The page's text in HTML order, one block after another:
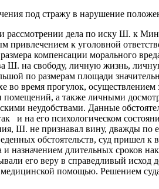
под стражу в нарушение
рассмотрении дела по иску Ш. к
привлечением к уголовной
компенсации морального
Ш. на свободу, личную жизнь,
по размерам площади
время прогулок, осуществлением
а также личными
неудобствами. Данные
и на его психологическом
Ш. не признавал вину, дважды
обстоятельств, суд пришел к
назначением длительных сроков
его веру в справедливый
помощью. Решением